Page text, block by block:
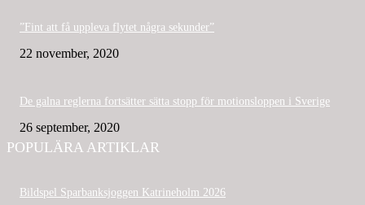
”Fint att få uppleva flytet några sekunder”
22 november, 2020
De galna reglerna fortsätter sätta stopp för motionsloppen i Sverige
26 september, 2020
POPULÄRA ARTIKLAR
Bildspel Sparbanksjoggen Katrineholm 2026